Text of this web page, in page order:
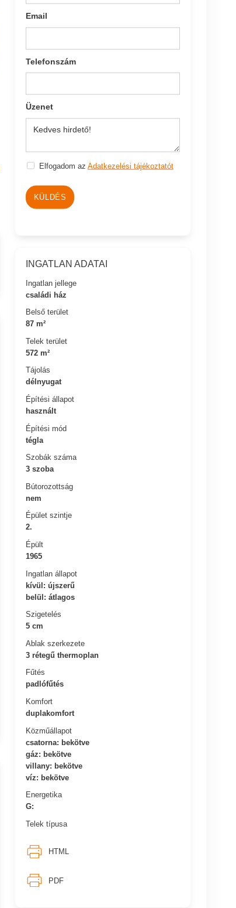
Email
Telefonszám
Üzenet
Elfogadom az Adatkezelési tájékoztatót
KÜLDÉS
INGATLAN ADATAI
Ingatlan jellege
családi ház
Belső terület
87 m²
Telek terület
572 m²
Tájolás
délnyugat
Építési állapot
használt
Építési mód
tégla
Szobák száma
3 szoba
Bútorozottság
nem
Épület szintje
2.
Épült
1965
Ingatlan állapot
kívül: újszerű
belül: átlagos
Szigetelés
5 cm
Ablak szerkezete
3 rétegű thermoplan
Fűtés
padlófűtés
Komfort
duplakomfort
Közműállapot
csatorna: bekötve
gáz: bekötve
villany: bekötve
víz: bekötve
Energetika
G:
Telek típusa
HTML
PDF